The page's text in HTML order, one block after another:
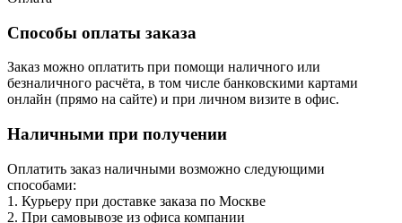
Способы оплаты заказа
Заказ можно оплатить при помощи наличного или
безналичного расчёта, в том числе банковскими картами
онлайн (прямо на сайте) и при личном визите в офис.
Наличными при получении
Оплатить заказ наличными возможно следующими
способами:
1. Курьеру при доставке заказа по Москве
2. При самовывозе из офиса компании